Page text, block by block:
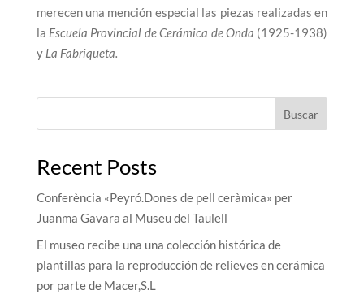
merecen una mención especial las piezas realizadas en
la Escuela Provincial de Cerámica de Onda (1925-1938)
y La Fabriqueta.
Buscar
Recent Posts
Conferència «Peyró.Dones de pell ceràmica» per
Juanma Gavara al Museu del Taulell
El museo recibe una una colección histórica de
plantillas para la reproducción de relieves en cerámica
por parte de Macer,S.L